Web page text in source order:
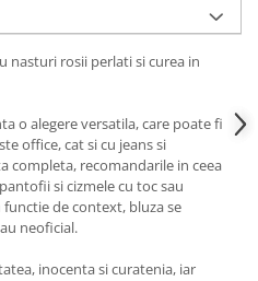
nasturi rosii perlati si curea in
o alegere versatila, care poate fi
office, cat si cu jeans si
completa, recomandarile in ceea
si cizmele cu toc sau
functie de context, bluza se
neoficial.
inocenta si curatenia, iar